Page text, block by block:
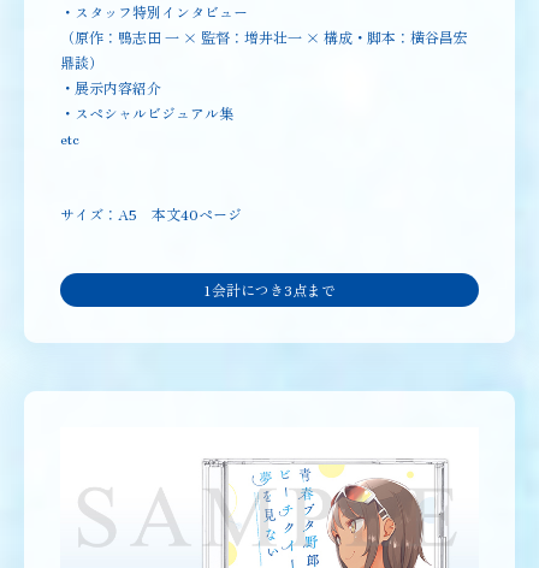
・スタッフ特別インタビュー
（原作：鴨志田 一 × 監督：増井壮一 × 構成・脚本：横谷昌宏
鼎談）
・展示内容紹介
・スペシャルビジュアル集
etc
サイズ：A5 本文40ページ
1会計につき3点まで